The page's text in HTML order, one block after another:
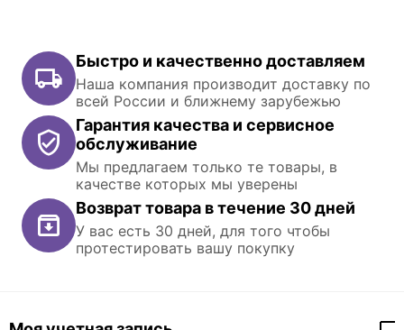
Быстро и качественно доставляем
Наша компания производит доставку по
всей России и ближнему зарубежью
Гарантия качества и сервисное
обслуживание
Мы предлагаем только те товары, в
качестве которых мы уверены
Возврат товара в течение 30 дней
У вас есть 30 дней, для того чтобы
протестировать вашу покупку